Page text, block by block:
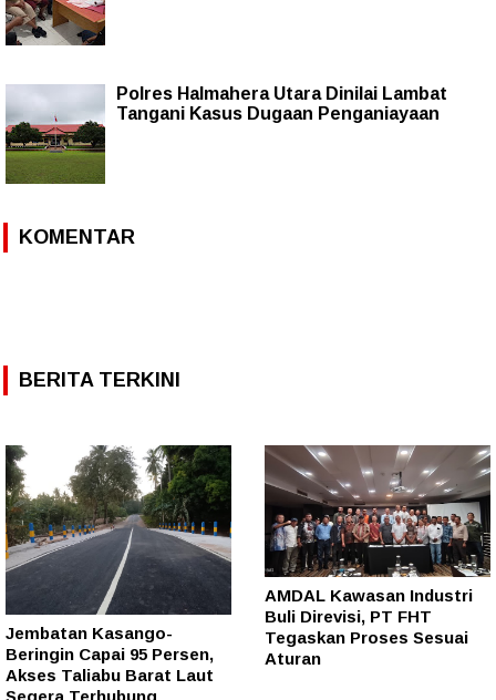
Polres Halmahera Utara Dinilai Lambat
Tangani Kasus Dugaan Penganiayaan
KOMENTAR
BERITA TERKINI
Jembatan Kasango-
Beringin Capai 95 Persen,
Akses Taliabu Barat Laut
Segera Terhubung
AMDAL Kawasan Industri
Buli Direvisi, PT FHT
Tegaskan Proses Sesuai
Aturan